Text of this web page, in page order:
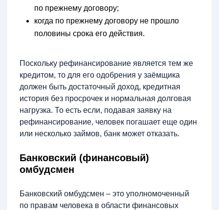
по прежнему договору;
когда по прежнему договору не прошло
половины срока его действия.
Поскольку рефинансирование является тем же
кредитом, то для его одобрения у заёмщика
должен быть достаточный доход, кредитная
история без просрочек и нормальная долговая
нагрузка. То есть если, подавая заявку на
рефинансирование, человек погашает еще один
или несколько займов, банк может отказать.
Банковский (финансовый)
омбудсмен
Банковский омбудсмен – это уполномоченный
по правам человека в области финансовых